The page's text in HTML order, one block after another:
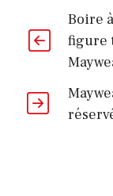
Boire
figure